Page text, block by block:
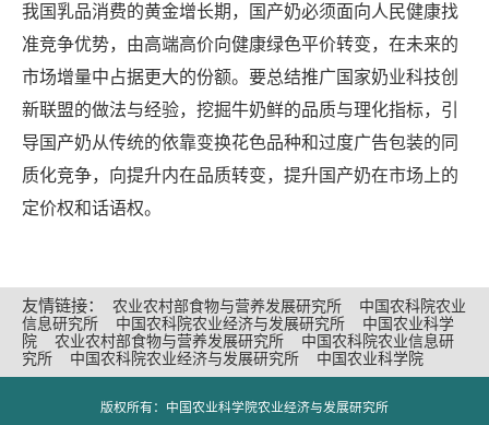
我国乳品消费的黄金增长期，国产奶必须面向人民健康找
准竞争优势，由高端高价向健康绿色平价转变，在未来的
市场增量中占据更大的份额。要总结推广国家奶业科技创
新联盟的做法与经验，挖掘牛奶鲜的品质与理化指标，引
导国产奶从传统的依靠变换花色品种和过度广告包装的同
质化竞争，向提升内在品质转变，提升国产奶在市场上的
定价权和话语权。
友情链接： 农业农村部食物与营养发展研究所
中国农科院农业
信息研究所
中国农科院农业经济与发展研究所
中国农业科学
院
农业农村部食物与营养发展研究所
中国农科院农业信息研
究所
中国农科院农业经济与发展研究所 中国农业科学院
版权所有：中国农业科学院农业经济与发展研究所